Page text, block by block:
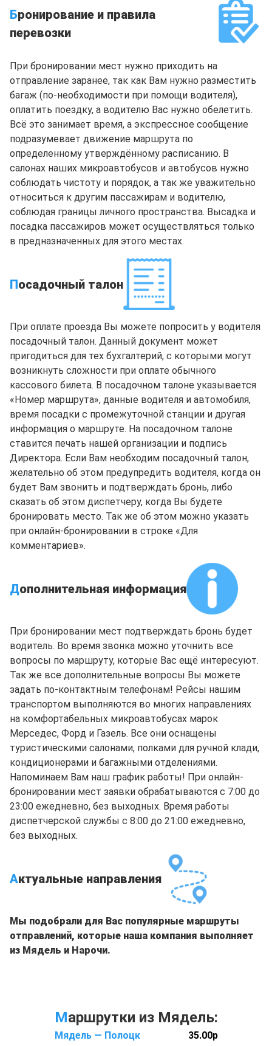
Бронирование и правила
перевозки
При бронировании мест нужно приходить на
отправление заранее, так как Вам нужно разместить
багаж (по-необходимости при помощи водителя),
оплатить поездку, а водителю Вас нужно обелетить.
Всё это занимает время, а экспрессное сообщение
подразумевает движение маршрута по
определенному утверждённому расписанию. В
салонах наших микроавтобусов и автобусов нужно
соблюдать чистоту и порядок, а так же уважительно
относиться к другим пассажирам и водителю,
соблюдая границы личного пространства. Высадка и
посадка пассажиров может осуществляться только
в предназначенных для этого местах.
Посадочный талон
При оплате проезда Вы можете попросить у водителя
посадочный талон. Данный документ может
пригодиться для тех бухгалтерий, с которыми могут
возникнуть сложности при оплате обычного
кассового билета. В посадочном талоне указывается
«Номер маршрута», данные водителя и автомобиля,
время посадки с промежуточной станции и другая
информация о маршруте. На посадочном талоне
ставится печать нашей организации и подпись
Директора. Если Вам необходим посадочный талон,
желательно об этом предупредить водителя, когда он
будет Вам звонить и подтверждать бронь, либо
сказать об этом диспетчеру, когда Вы будете
бронировать место. Так же об этом можно указать
при онлайн-бронировании в строке «Для
комментариев».
Дополнительная информация
При бронировании мест подтверждать бронь будет
водитель. Во время звонка можно уточнить все
вопросы по маршруту, которые Вас ещё интересуют.
Так же все дополнительные вопросы Вы можете
задать по-контактным телефонам! Рейсы нашим
транспортом выполняются во многих направлениях
на комфортабельных микроавтобусах марок
Мерседес, Форд и Газель. Все они оснащены
туристическими салонами, полками для ручной клади,
кондиционерами и багажными отделениями.
Напоминаем Вам наш график работы! При онлайн-
бронировании мест заявки обрабатываются с 7:00 до
23:00 ежедневно, без выходных. Время работы
диспетчерской службы с 8:00 до 21:00 ежедневно,
без выходных.
Актуальные направления
Мы подобрали для Вас популярные маршруты
отправлений, которые наша компания выполняет
из Мядель и Нарочи.
Маршрутки из Мядель:
Мядель — Полоцк
35.00р